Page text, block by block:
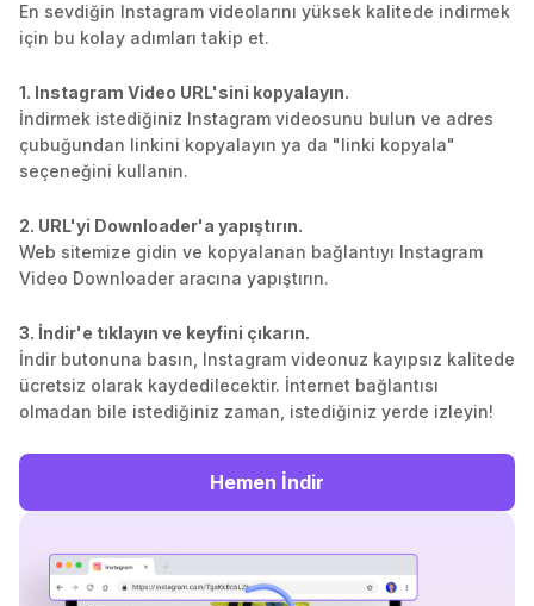
En sevdiğin Instagram videolarını yüksek kalitede indirmek
için bu kolay adımları takip et.
1. Instagram Video URL'sini kopyalayın.
İndirmek istediğiniz Instagram videosunu bulun ve adres
çubuğundan linkini kopyalayın ya da "linki kopyala"
seçeneğini kullanın.
2. URL'yi Downloader'a yapıştırın.
Web sitemize gidin ve kopyalanan bağlantıyı Instagram
Video Downloader aracına yapıştırın.
3. İndir'e tıklayın ve keyfini çıkarın.
İndir butonuna basın, Instagram videonuz kayıpsız kalitede
ücretsiz olarak kaydedilecektir. İnternet bağlantısı
olmadan bile istediğiniz zaman, istediğiniz yerde izleyin!
Hemen İndir